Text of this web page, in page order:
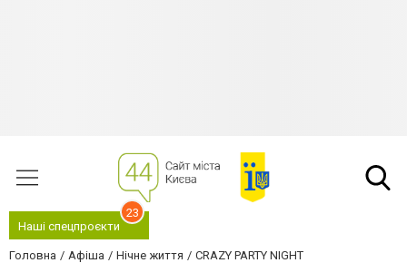
Наші спецпроєкти
23
Головна Афіша Нічне життя CRAZY PARTY NIGHT